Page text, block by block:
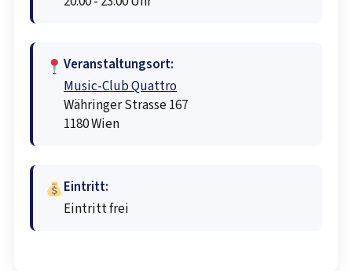
Veranstaltungsort:
Music-Club Quattro
Währinger Strasse 167
1180 Wien
Eintritt:
Eintritt frei